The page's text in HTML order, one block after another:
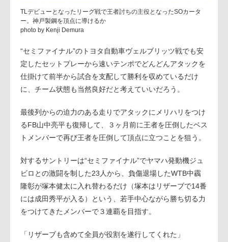
TLデビューとなったリーグ戦で王者討ちの主役となったSOカータ
ー。神戸製鋼を頂点に導けるか
photo by Kenji Demura
“セミファイナル”のトヨタ自動車ヴェルブリッツ戦でも安
定したセットプレーから速いテンポでどんどんアタックを
仕掛けて前半から試合を支配して勝利を収めているだけ
に、チーム状態も当然良好だと考えていいだろう。
最後列からの迫力のある走りでアタックにメリハリをつけ
るFB山中亮平も復帰して、３ヶ月前に王者を圧倒したベス
トメンバーで再び王者を圧倒して頂点に立つことを狙う。
対するサントリーは“セミファイナル”でヤマハ発動機ジュ
ビロとの激闘を制した23人から、負傷退場したWTB中靏
隆彰が塚本健太に入れ替わるだけ（塚本はリザーブで14番
には成田秀平が入る）という、若手中心ながら勝ち切る力
をつけてきたメンバーで３連覇を目指す。
「リザーブも含めて全員が役割を遂行してくれた」